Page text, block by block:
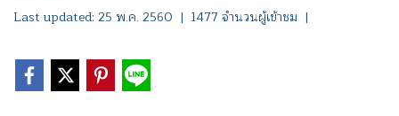
Last updated: 25 พ.ค. 2560 | 1477 จำนวนผู้เข้าชม |